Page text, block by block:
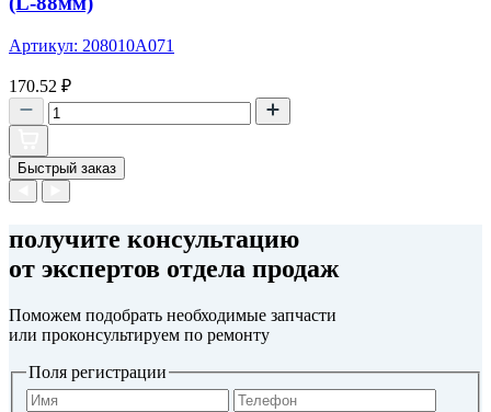
Артикул: 208010А071
170.52 ₽
Быстрый заказ
получите консультацию
от экспертов отдела продаж
Поможем подобрать необходимые запчасти
или проконсультируем по ремонту
Поля регистрации